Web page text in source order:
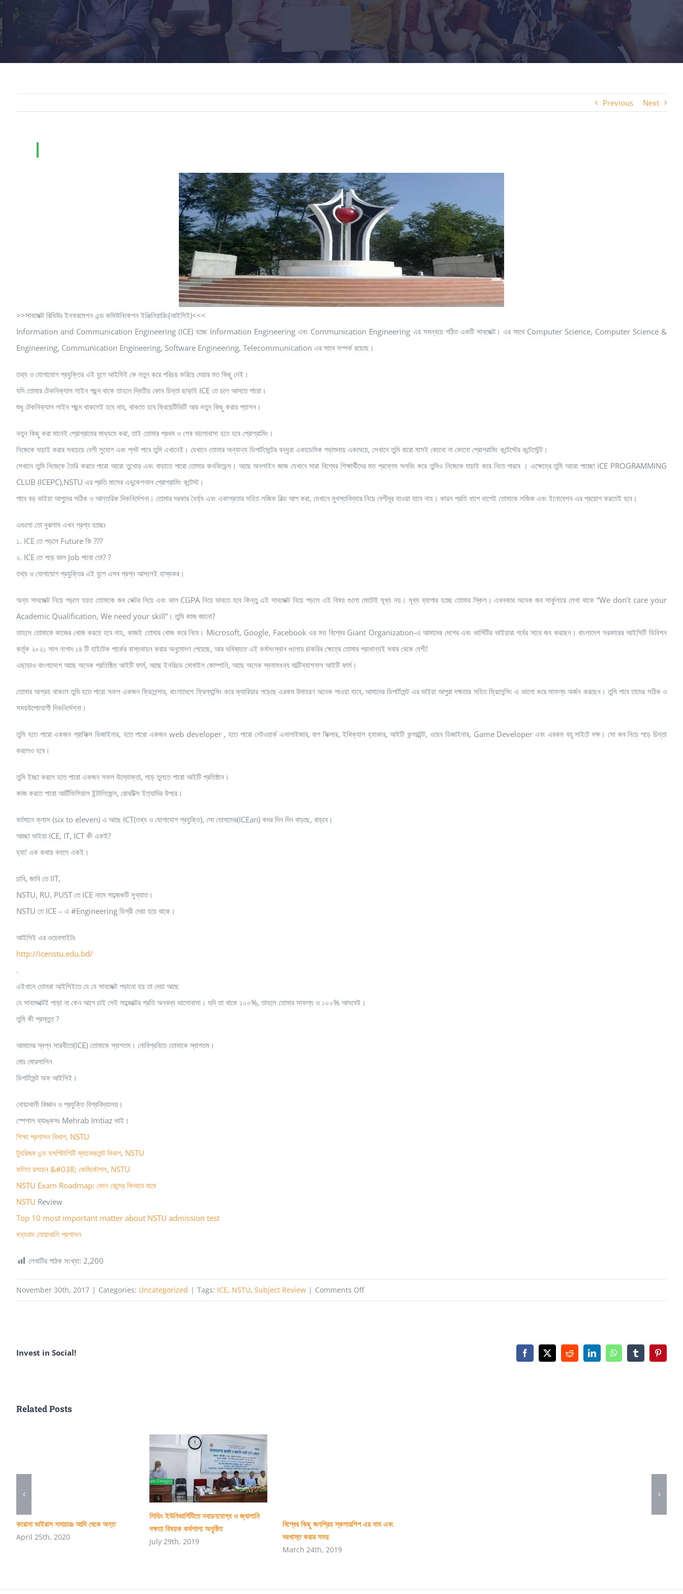
Previous Next
>>সাবজেক্ট রিভিউঃ ইনফরমেশন এন্ড কমিউনিকেশন ইঞ্জিনিয়ারিং(আইসিই)<<<
Information and Communication Engineering (ICE) হচ্ছে Information Engineering এবং Communication Engineering এর সমন্বয়ে গঠিত একটি সাবজেক্ট। এর সাথে Computer Science, Computer Science &
Engineering, Communication Engineering, Software Engineering, Telecommunication এর সাথে সম্পর্ক রয়েছে।
তথ্য ও যোগাযোগ প্রযুক্তির এই যুগে আইসিই কে নতুন করে পরিচয় করিয়ে দেয়ার মত কিছু নেই।
যদি তোমার টেকনিক্যাল লাইন পছন্দ থাকে তাহলে দ্বিতীয় কোন চিন্তা ছাড়াই ICE তে চলে আসতে পারো।
শুধু টেকনিক্যাল লাইন পছন্দ থাকলেই হবে নাহ, থাকতে হবে ক্রিয়েটিভিটি আর নতুন কিছু করার প্যাশন।
নতুন কিছু করা মানেই প্রোগ্রামের মাধ্যমে করা, তাই তোমার প্রথম ও শেষ ভালোবাসা হতে হবে প্রোগ্রামিং।
নিজেকে যাচাই করার সবচেয়ে বেশী সুযোগ এবং প্লট পাবে তুমি এখানেই। যেখানে তোমার অন্যান্য ডিপার্টমেন্টের বন্ধুরা একাডেমিক পড়াশুনায় একঘেয়ে, সেখানে তুমি বারো মাসই কোনো না কোনো প্রোগ্রামিং কন্টেস্টের কন্টেস্টেন্ট।
সেখানে তুমি নিজেকে তৈরি করতে পারো আরো তুখোড় এবং বাড়াতে পারো তোমার কনফিডেন্স। আছে অনলাইন জাজ যেখানে সারা বিশ্বের শিক্ষার্থীদের মত প্রব্লেম সলবিং করে তুমিও নিজেকে যাচাই করে নিতে পারবে । এক্ষেত্রে তুমি আরো পাচ্ছো ICE PROGRAMMING
CLUB (ICEPC),NSTU এর প্রতি মাসের এডুকেশনাল প্রোগ্রামিং কন্টেস্ট।
পাবে বড় ভাইয়া আপুদের সঠিক ও আন্তরিক দিকনির্দেশনা। তোমার দরকার ধৈর্য্য এবং একাগ্রতার সহিত লজিক বিল্ড আপ করা, যেখানে মুখস্তবিদ্যার নিয়ে বেশীদূর যাওয়া যাবে নাহ। কারন প্রতি ধাপে ধাপেই তোমাকে লজিক এবং ইনোবেশন এর প্রয়োগ করতেই হবে।
এগুলো তো বুঝলাম এখন প্রশ্ন হচ্ছেঃ
১. ICE তে পড়লে Future কি ???
২. ICE তে পড়ে ভাল Job পাবো তো? ?
তথ্য ও যোগাযোগ প্রযুক্তির এই যুগে এসব প্রশ্ন আসলেই হাস্যকর।
অন্য সাবজেক্ট নিয়ে পড়লে হয়ত তোমাকে জব সেক্টর নিয়ে এবং ভাল CGPA নিয়ে ভাবতে হবে কিন্তু এই সাবজেক্ট নিয়ে পড়লে এই বিষয় গুলো মোটেই মূখ্য নয়। মূখ্য ব্যাপার হচ্ছে তোমার স্কিল। এখনকার অনেক জব সার্কুলারে লেখা থাকে “We don’t care your
Academic Qualification, We need your skill”। তুমি কাজ জানো?
তাহলে তোমাকে কাজের খোজ করতে হবে নাহ, কাজই তোমার খোজ করে নিবে। Microsoft, Google, Facebook এর মত বিশ্বের Giant Organization-এ আমাদের দেশের এবং ভার্সিটির ভাইয়ারা গর্বের সাথে জব করছেন। বাংলাদেশ সরকারের আইসিটি ডিবিশন
কর্তৃক ২০২১ সাল নাগাদ ১৪ টি হাইটেক পার্কের বাস্তবায়ন করার অনুমোদণ পেয়েছে, আর ভবিষ্যতে এই কর্মসংস্থান গুলোয় চাকরির ক্ষেত্রে তোমার প্রাধান্যই সবার থেকে বেশী!
এছাড়াও বাংলাদেশে আছে অনেক প্রতিষ্ঠিত আইটি ফার্ম, আছে ইনরিচড মোবাইল কোম্পানি, আছে অনেক স্বনামধন্য মাল্টিন্যাশনাল আইটি ফার্ম।
তোমার আগ্রহ থাকলে তুমি হতে পারো সফল একজন ফ্রিলেন্সার, বাংলাদেশে ফ্রিল্যান্সিং করে ক্যারিয়ার গড়েছে এরকম উদাহরণ অনেক পাওয়া যাবে, আমাদের ডিপার্টমেন্ট এর ভাইয়া আপুরা দক্ষতার সহিত ফ্রিলেন্সিং এ ভালো করে সাফল্য অর্জন করছেন। তুমি পাবে তাদের সঠিক ও
সময়উপোযোগী দিকনির্দেশনা।
তুমি হতে পারো একজন গ্রাফিক্স ডিজাইনার, হতে পারো একজন web developer , হতে পারো নেটওয়ার্ক এনালাইজার, বাগ ফিক্সার, ইথিক্যাল হ্যাকার, আইটি কন্সাল্টেন্ট, ওয়েব ডিজাইনার, Game Developer এবং এরকম বহূ সাইটে দক্ষ। সো জব নিয়ে পড়ে চিন্তা
করলেও হবে।
তুমি ইচ্ছা করলে হতে পারো একজন সফল উদ্যোক্তা, গড়ে তুলতে পারো আইটি প্রতিষ্ঠান।
কাজ করতে পারো আর্টিফিসিয়াল ইন্টালিজেন্স, রোবটিক্স ইত্যাদির উপরে।
বর্তমানে ক্লাস (six to eleven) এ আছে ICT(তথ্য ও যোগাযোগ প্রযুক্তি), সো তোমাদের(ICEan) কদর দিন দিন বাড়ছে, বাড়বে।
আচ্ছা ভাইয়া ICE, IT, ICT কী একই?
হ্যা! এক কথায় বললে একই।
ঢাবি, জাবি তে IIT,
NSTU, RU, PUST তে ICE নামে সাব্জেকটি সুখ্যাত।
NSTU তে ICE – এ #Engineering ডিগ্রী দেয়া হয়ে থাকে।
আইসিই এর ওয়েবসাইটঃ
http://icenstu.edu.bd/
.
এইখানে তোমরা আইসিইতে যে যে সাবজেক্ট পড়ানো হয় তা দেয়া আছে
যে সাবজেক্টেই পড়ো না কেন আগে চাই সেই সাব্জেক্টের প্রতি অনবদ্য ভালোবাসা। যদি তা থাকে ১০০%, তাহলে তোমার সাফল্য ও ১০০% আসবেই।
তুমি কী প্রস্তুত ?
আমাদের স্বপ্ন সারথীতে(ICE) তোমাকে স্বাগতম। নোবিপ্রবিতে তোমাকে স্বাগতম।
মোঃ মোরসালিন
ডিপার্টমেন্ট অফ আইসিই।
নোয়াখালী বিজ্ঞান ও প্রযুক্তি বিশ্ববিদ্যালয়।
স্পেশাল থ্যাঙ্কসঃ Mehrab Imtiaz ভাই।
শিক্ষা প্রশাসন বিভাগ, NSTU
ট্যুরিজম এন্ড হসপিটালিটি ম্যানেজমেন্ট বিভাগ, NSTU
ফলিত রসায়ন &#038; কেমিকৌশল, NSTU
NSTU Exam Roadmap: কোন কেন্দ্রে কিভাবে যাবে
NSTU Review
Top 10 most important matter about NSTU admission test
ধন্যবাদ নোয়াখালি প্রশাসন
লেখাটির পাঠক সংখ্যা: 2,200
November 30th, 2017 | Categories: Uncategorized | Tags: ICE, NSTU, Subject Review | Comments Offon
Invest in Social! Facebook
X RedditLinkedInWhatsAppTumblr
Related Posts
করোনা ভাইরাস সমাচারঃ আদি থেকে অন্ত
April 25th, 2020
লিডিং ইউনিভার্সিটিতে নবায়নযোগ্য ও জ্বালানি
দক্ষতা বিষয়ক কর্মশালা অনুষ্ঠিত
July 29th, 2019
বিশ্বের কিছু জনপ্রিয় স্কলারশিপ এর নাম এবং
দরখাস্ত করার সময়
March 24th, 2019